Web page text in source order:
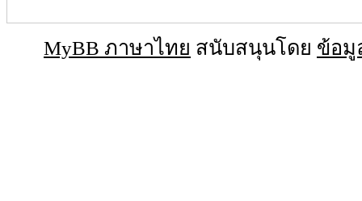
MyBB ภาษาไทย สนับสนุนโดย ข้อมู